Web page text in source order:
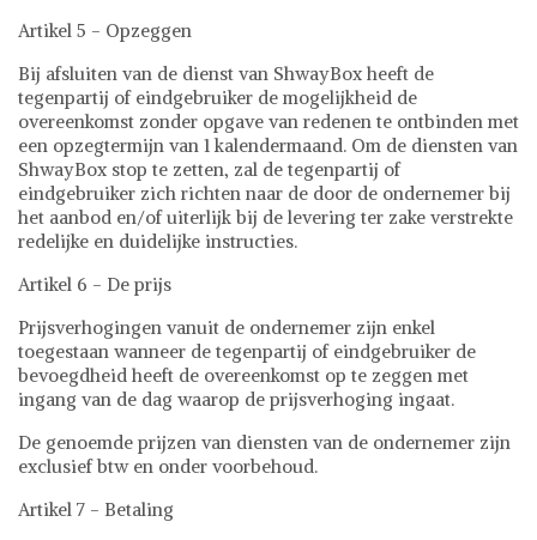
Artikel 5 - Opzeggen
Bij afsluiten van de dienst van ShwayBox heeft de
tegenpartij of eindgebruiker de mogelijkheid de
overeenkomst zonder opgave van redenen te ontbinden met
een opzegtermijn van 1 kalendermaand. Om de diensten van
ShwayBox stop te zetten, zal de tegenpartij of
eindgebruiker zich richten naar de door de ondernemer bij
het aanbod en/of uiterlijk bij de levering ter zake verstrekte
redelijke en duidelijke instructies.
Artikel 6 - De prijs
Prijsverhogingen vanuit de ondernemer zijn enkel
toegestaan wanneer de tegenpartij of eindgebruiker de
bevoegdheid heeft de overeenkomst op te zeggen met
ingang van de dag waarop de prijsverhoging ingaat.
De genoemde prijzen van diensten van de ondernemer zijn
exclusief btw en onder voorbehoud.
Artikel 7 - Betaling